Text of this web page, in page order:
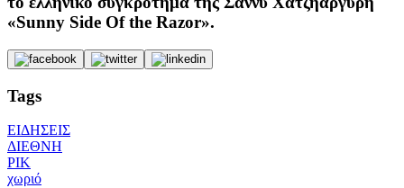
«Sunny Side Of the Razor».
Tags
ΕΙΔΗΣΕΙΣ
ΔΙΕΘΝΗ
ΡΙΚ
χωριό